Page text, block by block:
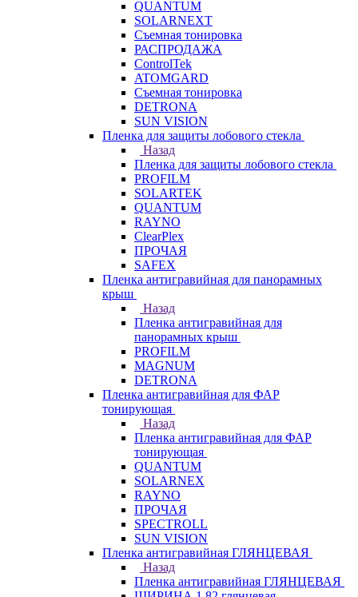
QUANTUM
SOLARNEXT
Съемная тонировка
РАСПРОДАЖА
ControlTek
ATOMGARD
Съемная тонировка
DETRONA
SUN VISION
Пленка для защиты лобового стекла
Назад
Пленка для защиты лобового стекла
PROFILM
SOLARTEK
QUANTUM
RAYNO
ClearPlex
ПРОЧАЯ
SAFEX
Пленка антигравийная для панорамных
крыш
Назад
Пленка антигравийная для
панорамных крыш
PROFILM
MAGNUM
DETRONA
Пленка антигравийная для ФАР
тонирующая
Назад
Пленка антигравийная для ФАР
тонирующая
QUANTUM
SOLARNEX
RAYNO
ПРОЧАЯ
SPECTROLL
SUN VISION
Пленка антигравийная ГЛЯНЦЕВАЯ
Назад
Пленка антигравийная ГЛЯНЦЕВАЯ